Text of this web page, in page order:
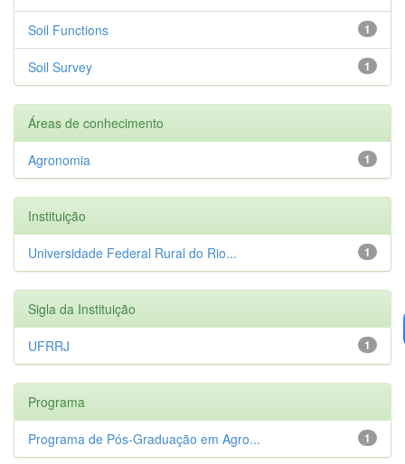
1
Soil Functions
1
Soil Survey
Áreas de conhecimento
1
Agronomia
Instituição
1
Universidade Federal Rural do Rio...
Sigla da Instituição
1
UFRRJ
Programa
1
Programa de Pós-Graduação em Agro...